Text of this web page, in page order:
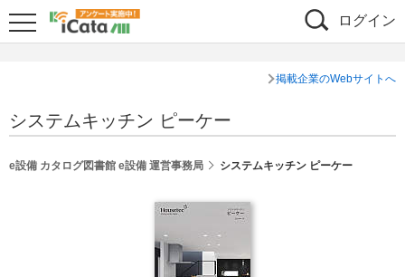
ログイン
掲載企業のWebサイトへ
システムキッチン ピーケー
e設備 カタログ図書館 e設備 運営事務局 システムキッチン ピーケー